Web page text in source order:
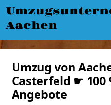
Aachen
Umzug von
Casterfeld ☛ 100
Angebote